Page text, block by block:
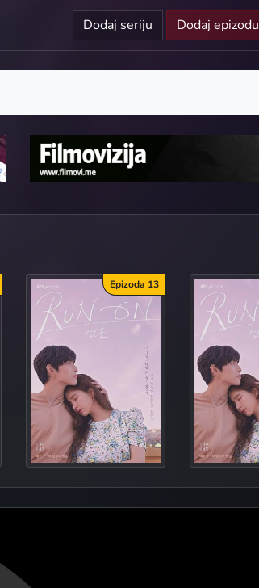
Dodaj seriju Dodaj epizodu
Epizoda 13
Episod Episod